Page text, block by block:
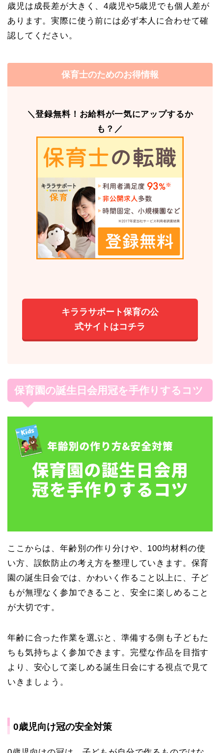
歳児は成長差が大きく、4歳児や5歳児でも個人差が
あります。実際に使う前には必ず本人に合わせて確
認してください。
保育士のためのお得情報
＼登録無料！お給料が一気にアップするか
も？／
キララサポート保育の公
式サイトはコチラ
保育園の誕生日会用冠を手作りするコツ
ここからは、年齢別の作り分けや、100均材料の使
い方、誤飲防止の考え方を整理していきます。保育
園の誕生日会では、かわいく作ること以上に、子ど
もが無理なく参加できること、安全に楽しめること
が大切です。
年齢に合った作業を選ぶと、準備する側も子どもた
ちも気持ちよく参加できます。完璧な作品を目指す
より、安心して楽しめる誕生日会にする視点で見て
いきましょう。
0歳児向け冠の安全対策